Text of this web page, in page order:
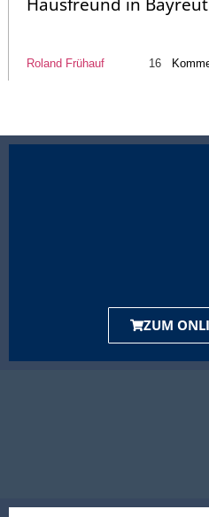
Roland Frühauf 16
ZUM